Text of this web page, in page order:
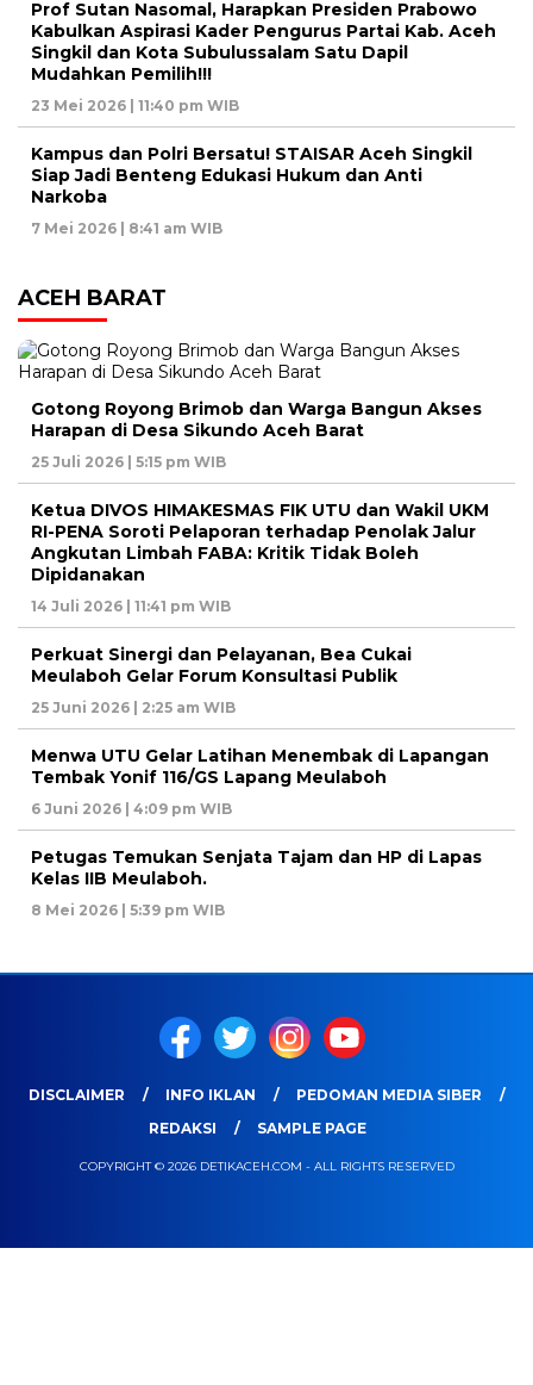
Prof Sutan Nasomal, Harapkan Presiden Prabowo
Kabulkan Aspirasi Kader Pengurus Partai Kab. Aceh
Singkil dan Kota Subulussalam Satu Dapil
Mudahkan Pemilih!!!
23 Mei 2026 | 11:40 pm WIB
Kampus dan Polri Bersatu! STAISAR Aceh Singkil
Siap Jadi Benteng Edukasi Hukum dan Anti
Narkoba
7 Mei 2026 | 8:41 am WIB
ACEH BARAT
Gotong Royong Brimob dan Warga Bangun Akses
Harapan di Desa Sikundo Aceh Barat
25 Juli 2026 | 5:15 pm WIB
Ketua DIVOS HIMAKESMAS FIK UTU dan Wakil UKM
RI-PENA Soroti Pelaporan terhadap Penolak Jalur
Angkutan Limbah FABA: Kritik Tidak Boleh
Dipidanakan
14 Juli 2026 | 11:41 pm WIB
Perkuat Sinergi dan Pelayanan, Bea Cukai
Meulaboh Gelar Forum Konsultasi Publik
25 Juni 2026 | 2:25 am WIB
Menwa UTU Gelar Latihan Menembak di Lapangan
Tembak Yonif 116/GS Lapang Meulaboh
6 Juni 2026 | 4:09 pm WIB
Petugas Temukan Senjata Tajam dan HP di Lapas
Kelas IIB Meulaboh.
8 Mei 2026 | 5:39 pm WIB
DISCLAIMER INFO IKLAN
PEDOMAN MEDIA SIBER
REDAKSI
SAMPLE PAGE
COPYRIGHT © 2026 DETIKACEH.COM - ALL RIGHTS RESERVED